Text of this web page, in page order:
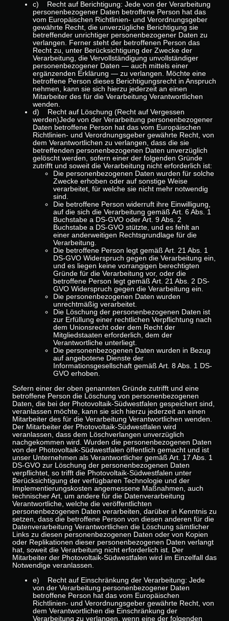
c) Recht auf Berichtigung: Jede von der Verarbeitung
personenbezogener Daten betroffene Person hat das
vom Europäischen Richtlinien- und Verordnungsgeber
gewährte Recht, die unverzügliche Berichtigung sie
betreffender unrichtiger personenbezogener Daten zu
verlangen. Ferner steht der betroffenen Person das
Recht zu, unter Berücksichtigung der Zwecke der
Verarbeitung, die Vervollständigung unvollständiger
personenbezogener Daten — auch mittels einer
ergänzenden Erklärung — zu verlangen. Möchte eine
betroffene Person dieses Berichtigungsrecht in Anspruch
nehmen, kann sie sich hierzu jederzeit an einen
Mitarbeiter des für die Verarbeitung Verantwortlichen
wenden.
d) Recht auf Löschung (Recht auf Vergessen
werden)Jede von der Verarbeitung personenbezogener
Daten betroffene Person hat das vom Europäischen
Richtlinien- und Verordnungsgeber gewährte Recht, von
dem Verantwortlichen zu verlangen, dass die sie
betreffenden personenbezogenen Daten unverzüglich
gelöscht werden, sofern einer der folgenden Gründe
zutrifft und soweit die Verarbeitung nicht erforderlich ist:
Die personenbezogenen Daten wurden für solche
Zwecke erhoben oder auf sonstige Weise
verarbeitet, für welche sie nicht mehr notwendig
sind.
Die betroffene Person widerruft ihre Einwilligung,
auf die sich die Verarbeitung gemäß Art. 6 Abs. 1
Buchstabe a DS-GVO oder Art. 9 Abs. 2
Buchstabe a DS-GVO stützte, und es fehlt an
einer anderweitigen Rechtsgrundlage für die
Verarbeitung.
Die betroffene Person legt gemäß Art. 21 Abs. 1
DS-GVO Widerspruch gegen die Verarbeitung ein,
und es liegen keine vorrangigen berechtigten
Gründe für die Verarbeitung vor, oder die
betroffene Person legt gemäß Art. 21 Abs. 2 DS-
GVO Widerspruch gegen die Verarbeitung ein.
Die personenbezogenen Daten wurden
unrechtmäßig verarbeitet.
Die Löschung der personenbezogenen Daten ist
zur Erfüllung einer rechtlichen Verpflichtung nach
dem Unionsrecht oder dem Recht der
Mitgliedstaaten erforderlich, dem der
Verantwortliche unterliegt.
Die personenbezogenen Daten wurden in Bezug
auf angebotene Dienste der
Informationsgesellschaft gemäß Art. 8 Abs. 1 DS-
GVO erhoben.
Sofern einer der oben genannten Gründe zutrifft und eine
betroffene Person die Löschung von personenbezogenen
Daten, die bei der Photovoltaik-Südwestfalen gespeichert sind,
veranlassen möchte, kann sie sich hierzu jederzeit an einen
Mitarbeiter des für die Verarbeitung Verantwortlichen wenden.
Der Mitarbeiter der Photovoltaik-Südwestfalen wird
veranlassen, dass dem Löschverlangen unverzüglich
nachgekommen wird. Wurden die personenbezogenen Daten
von der Photovoltaik-Südwestfalen öffentlich gemacht und ist
unser Unternehmen als Verantwortlicher gemäß Art. 17 Abs. 1
DS-GVO zur Löschung der personenbezogenen Daten
verpflichtet, so trifft die Photovoltaik-Südwestfalen unter
Berücksichtigung der verfügbaren Technologie und der
Implementierungskosten angemessene Maßnahmen, auch
technischer Art, um andere für die Datenverarbeitung
Verantwortliche, welche die veröffentlichten
personenbezogenen Daten verarbeiten, darüber in Kenntnis zu
setzen, dass die betroffene Person von diesen anderen für die
Datenverarbeitung Verantwortlichen die Löschung sämtlicher
Links zu diesen personenbezogenen Daten oder von Kopien
oder Replikationen dieser personenbezogenen Daten verlangt
hat, soweit die Verarbeitung nicht erforderlich ist. Der
Mitarbeiter der Photovoltaik-Südwestfalen wird im Einzelfall das
Notwendige veranlassen.
e) Recht auf Einschränkung der Verarbeitung: Jede
von der Verarbeitung personenbezogener Daten
betroffene Person hat das vom Europäischen
Richtlinien- und Verordnungsgeber gewährte Recht, von
dem Verantwortlichen die Einschränkung der
Verarbeitung zu verlangen, wenn eine der folgenden